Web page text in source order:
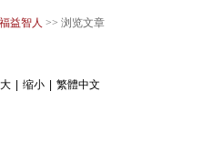
益智人 >> 浏览文章
缩小 繁體中文